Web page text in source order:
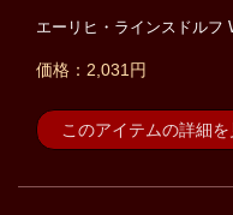
エーリヒ・ラインスドルフ
価格：2,031円
このアイテムの詳細を